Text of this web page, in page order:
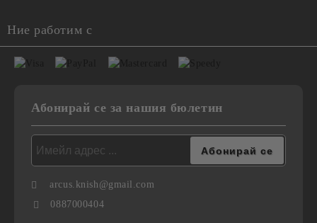
Ние работим с
Абонирай се за нашия бюлетин
arcus.knish@gmail.com
0887000404